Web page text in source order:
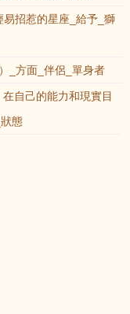
招惹的星座_給予_獅
_方面_伴侶_單身者
自己的能力和現實目
態